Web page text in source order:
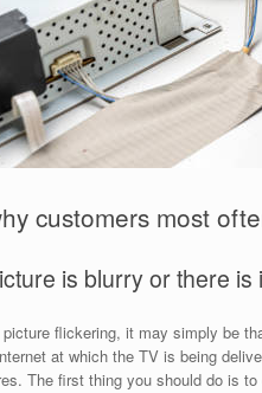
customers most
is blurry or there
flickering, it may simply be
at which the TV is being
The first thing you should do is